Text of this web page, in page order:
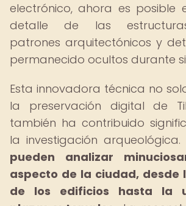
electrónico, ahora es posible
detalle de las
patrones arquitectónicos y
permanecido ocultos durante
Esta innovadora técnica no
la preservación digital de
también ha contribuido
la investigación arqueológica.
pueden analizar
aspecto de la ciudad, desde
de los edificios hasta la